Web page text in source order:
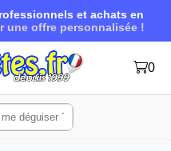
et achats en
une offre personnalisée !
0